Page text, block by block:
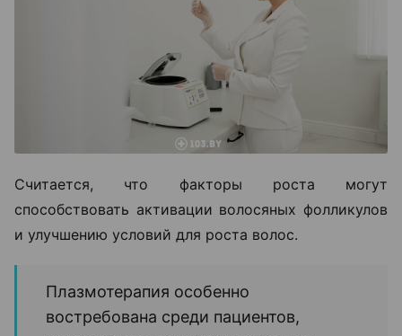
Считается, что факторы роста могут
способствовать активации волосяных фолликулов
и улучшению условий для роста волос.
Плазмотерапия особенно
востребована среди пациентов,